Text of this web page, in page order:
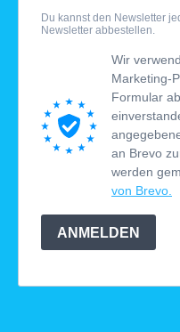
Du kannst den Newsletter
Newsletter abbestellen.
Wir
Marketing-
Formular
an Brevo
werden
von Brevo.
ANMELDEN